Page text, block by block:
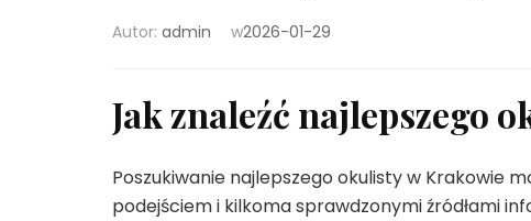
Autor: admin w2026-01-29
Jak znaleźć najlepszego
Poszukiwanie najlepszego okulisty w Krakowie
podejściem i kilkoma sprawdzonymi źródłami